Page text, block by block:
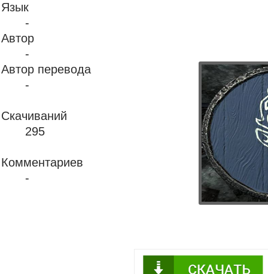
Язык
-
Автор
-
Автор перевода
-
Скачиваний
295
Комментариев
-